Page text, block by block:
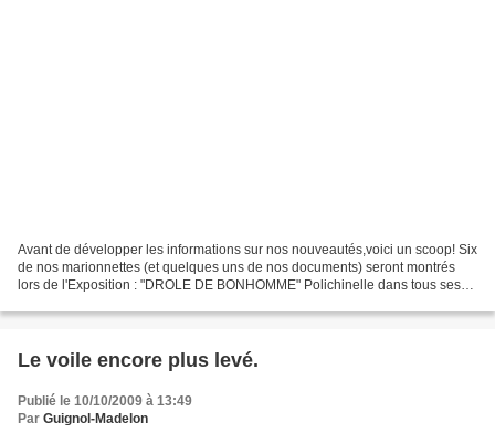
Avant de développer les informations sur nos nouveautés,voici un scoop! Six
de nos marionnettes (et quelques uns de nos documents) seront montrés
lors de l'Exposition : "DROLE DE BONHOMME" Polichinelle dans tous ses
Le voile encore plus levé.
Publié le 10/10/2009 à 13:49
Par Guignol-Madelon